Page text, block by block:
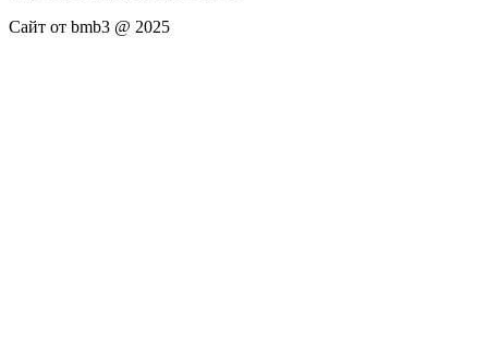
Сайт от bmb3 @ 2025